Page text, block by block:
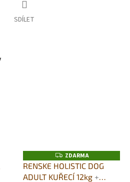
SDÍLET
Z
D
A
R
ZDARMA
RENSKE HOLISTIC DOG
ADULT KUŘECÍ 12kg +